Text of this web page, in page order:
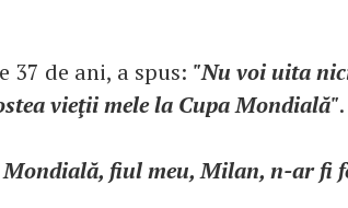
37 de ani, a spus: "Nu voi uita
vieţii mele la Cupa Mondială".
fiul meu, Milan, n-ar fi